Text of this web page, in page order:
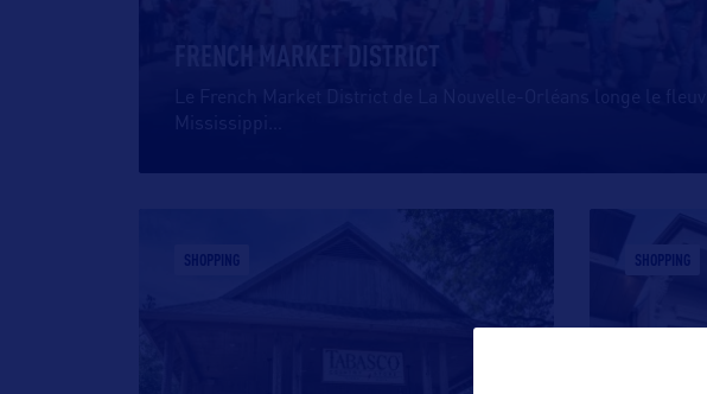
FRENCH MARKET DISTRICT
Le French Market District de La Nouvelle-Orléans longe le fleuve
Mississippi
SHOPPING SHOPPING